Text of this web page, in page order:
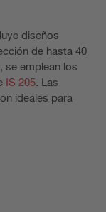
diseños
de hasta 40
se emplean los
IS 205. Las
ideales para